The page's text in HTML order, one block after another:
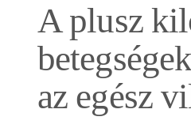
A plusz
az egész